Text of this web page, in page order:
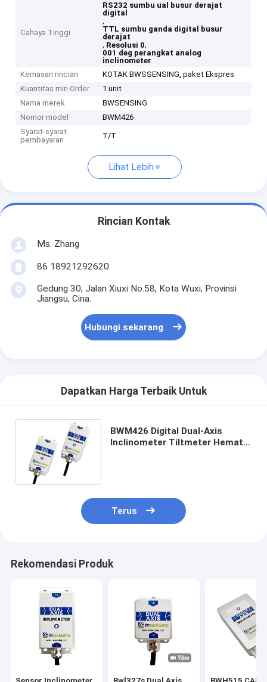
Cahaya Tinggi
RS232 sumbu ual busur derajat
digital
,
TTL sumbu ganda digital busur
derajat
, Resolusi 0,
001 deg perangkat analog
inclinometer
Kemasan rincian
KOTAK BWSSENSING, paket Ekspres
Kuantitas min Order
1 unit
Nama merek
BWSENSING
Nomor model
BWM426
Syarat-syarat
pembayaran
T/T
Lihat Lebih
Rincian Kontak
Ms. Zhang
86 18921292620
Gedung 30, Jalan Xiuxi No.58, Kota Wuxi, Provinsi
Jiangsu, Cina.
Hubungi sekarang
Dapatkan Harga Terbaik Untuk
BWM426 Digital Dual-Axis
Inclinometer Tiltmeter Hemat
Terus
Rekomendasi Produk